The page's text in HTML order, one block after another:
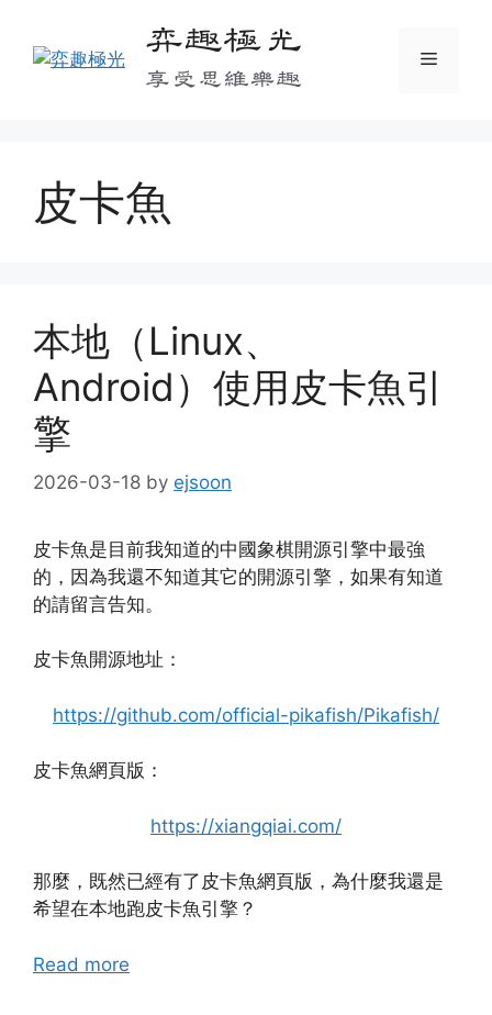
content
弈趣極光
享受思維樂趣
Menu
皮卡魚
本地（Linux、
Android）使用皮卡魚引
擎
2026-03-18 by ejsoon
皮卡魚是目前我知道的中國象棋開源引擎中最強
的，因為我還不知道其它的開源引擎，如果有知道
的請留言告知。
皮卡魚開源地址：
https://github.com/official-pikafish/Pikafish/
皮卡魚網頁版：
https://xiangqiai.com/
那麼，既然已經有了皮卡魚網頁版，為什麼我還是
希望在本地跑皮卡魚引擎？
Read more